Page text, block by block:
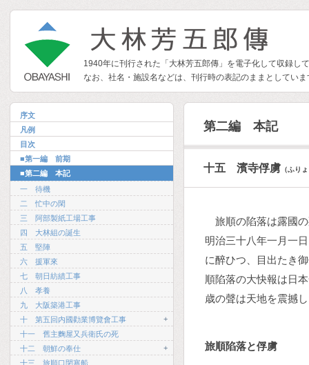
1940年に刊行された「大林芳五郎傳」を電子化して収録し
なお、社名・施設名などは、刊行時の表記のままとしてい
序文
凡例
目次
■第一編 前期
■第二編 本記
一 待機
二 忙中の閑
三 阿部製紙工場工事
四 大林組の誕生
五 堅陣
六 援軍來
七 朝日紡績工事
八 孝養
九 大阪築港工事
十 第五回内國勸業博覽會工事
+
十一 舊主麴屋又兵衛氏の死
十二 朝鮮の奉仕
+
十三 旅順口閉塞船
第二編 本記
十五 濱寺俘虜 （ふり
旅順の陷落は露國
明治三十八年一月一
に醉ひつ、目出たき
順陷落の大快報は日
歳の聲は天地を震撼
旅順陷落と俘虜